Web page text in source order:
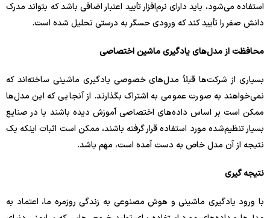
استفاده می‌شود، باید دارای نرم‌افزار تأیید اعتبار اضافی باشد که بتواند مدرک
دانش صفر را تأیید کند که ورودی حسگر به درستی تحلیل شده است.
محافظت از مدل‌های یادگیری ماشین اختصاصی
بسیاری از شرکت‌ها قبلاً مدل‌های خصوصی یادگیری ماشینی ساخته‌اند که
نمی‌خواهند به صورت عمومی به اشتراک بگذارند. از آنجایی که این مدل‌ها
ممکن است بر اساس داده‌های اختصاصی آموزش دیده باشند یا در صنایع
بسیار تنظیم‌شده مورد استفاده قرار گرفته باشند، ممکن است اثبات اینکه یک
نتیجه از آن مدل خاص به دست آمده است، مهم باشد.
نتیجه گیری
با ورود یادگیری ماشینی و هوش مصنوعی به زندگی روزمره ما، اعتماد به